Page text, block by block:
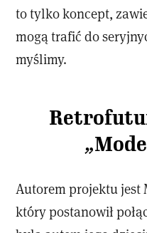
to tylko koncept,
mogą trafić do
myślimy.
Autorem projektu jest
który postanowił